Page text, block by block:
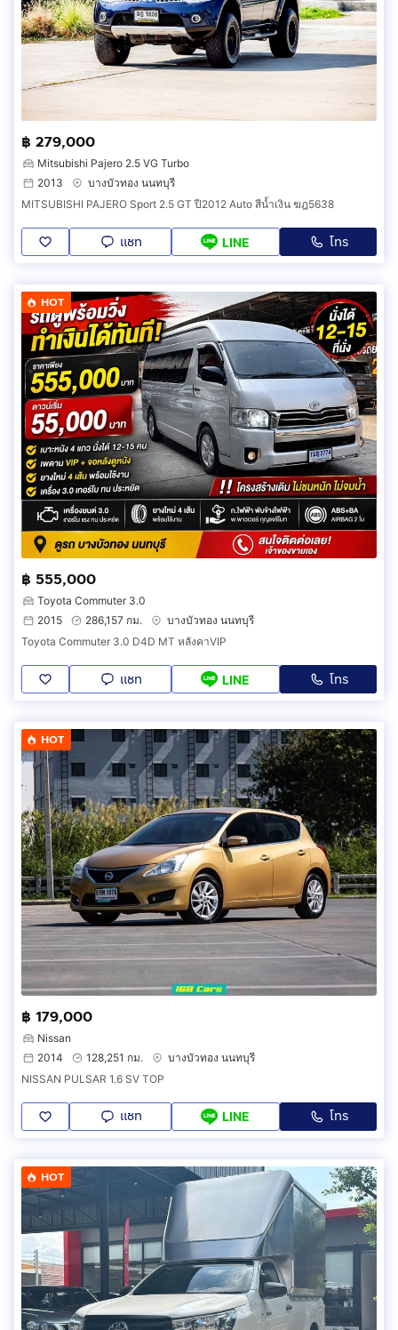
฿ 279,000
Mitsubishi Pajero 2.5 VG Turbo
2013
บางบัวทอง นนทบุรี
MITSUBISHI PAJERO Sport 2.5 GT ปี2012 Auto สีน้ำเงิน ฆฎ5638
แชท LINE โทร
HOT
฿ 555,000
Toyota Commuter 3.0
2015
286,157 กม.
บางบัวทอง นนทบุรี
Toyota Commuter 3.0 D4D MT หลังคาVIP
แชท LINE โทร
HOT
฿ 179,000
Nissan
2014
128,251 กม.
บางบัวทอง นนทบุรี
NISSAN PULSAR 1.6 SV TOP
แชท LINE โทร
HOT